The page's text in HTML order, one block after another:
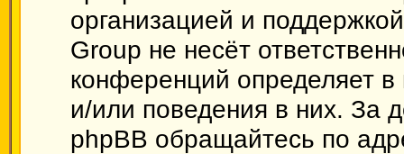
организацией и
Group не несёт
конференций определяет в
и/или поведения в них. За
phpBB обращайтесь по